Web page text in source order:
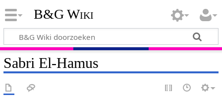
B&G Wiki
Sabri El-Hamus